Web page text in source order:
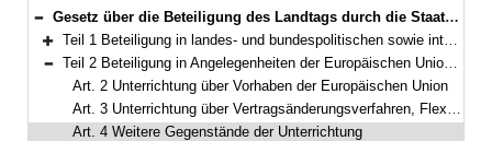
Bereich reduzieren
Gesetz über die Beteiligung des Landtags durch die Staatsregierung in Angelegenheiten der Europäischen Union gemäß Art. 70 Abs. 4 der Verfassung des Freistaates Bayern sowie in sonstigen Angelegenheiten gemäß Art. 55 Nr. 3 Satz 2 der Verfassung des Freistaates Bayern (Parlamentsbeteiligungsgesetz – PBG) Vom 12. Juli 2016 (GVBl. S. 142) BayRS 1100-6-S (Art. 1–10)
Bereich erweitern
Teil 1 Beteiligung in landes- und bundespolitischen sowie internationalen Angelegenheiten (Art. 1)
Bereich reduzieren
Teil 2 Beteiligung in Angelegenheiten der Europäischen Union (Art. 2–5)
Art. 2 Unterrichtung über Vorhaben der Europäischen Union
Art. 3 Unterrichtung über Vertragsänderungsverfahren, Flexibilitätsklausel und Notbremsemechanismus
Art. 4 Weitere Gegenstände der Unterrichtung